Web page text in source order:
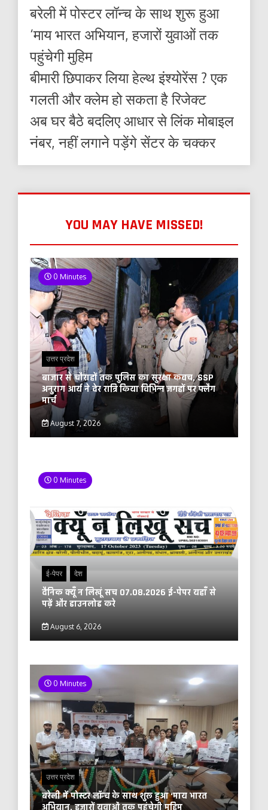
बरेली में पोस्टर लॉन्च के साथ शुरू हुआ
‘माय भारत अभियान, हजारों युवाओं तक
पहुंचेगी मुहिम
बीमारी छिपाकर लिया हेल्थ इंश्योरेंस ? एक
गलती और क्लेम हो सकता है रिजेक्ट
अब घर बैठे बदलिए आधार से लिंक मोबाइल
नंबर, नहीं लगाने पड़ेंगे सेंटर के चक्कर
YOU MAY HAVE MISSED!
0 Minutes
उत्तर प्रदेश
बाजार से चौराहों तक पुलिस का सुरक्षा कवच, SSP
अनुराग आर्य ने देर रात्रि किया विभिन्न जगहों पर फ्लैग
मार्च
August 7, 2026
0 Minutes
ई-पेपर देश
दैनिक क्यूँ न लिखूं सच 07.08.2026 ई-पेपर यहाँ से
पढ़ें और डाउनलोड करे
August 6, 2026
0 Minutes
उत्तर प्रदेश
बरेली में पोस्टर लॉन्च के साथ शुरू हुआ ‘माय भारत
अभियान, हजारों युवाओं तक पहुंचेगी मुहिम